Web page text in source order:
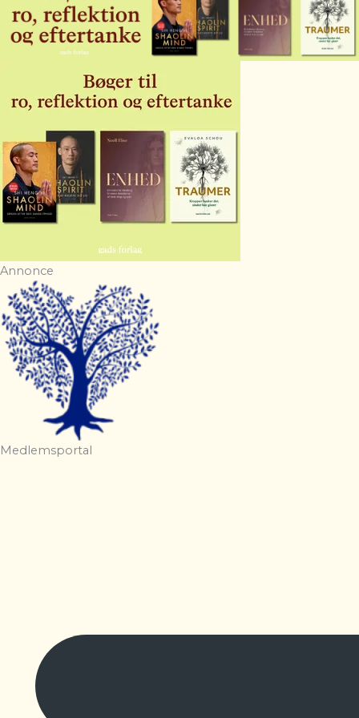
Annonce
Medlemsportal